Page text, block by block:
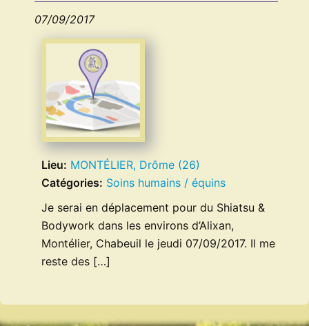
07/09/2017
Lieu: MONTÉLIER, Drôme (26)
Catégories: Soins humains / équins
Je serai en déplacement pour du Shiatsu &
Bodywork dans les environs d’Alixan,
Montélier, Chabeuil le jeudi 07/09/2017. Il me
reste des […]